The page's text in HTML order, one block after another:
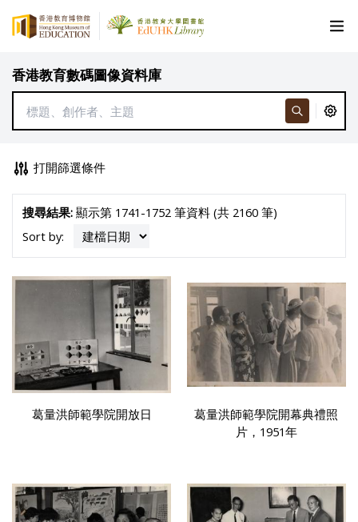
香港教育數碼圖像資料庫
打開篩選條件
搜尋結果:顯示第 1741-1752 筆資料 (共 2160 筆)
Sort by:
葛量洪師範學院開放日
葛量洪師範學院開幕典禮照
片，1951年